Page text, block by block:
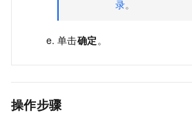
录。
单击确定。
操作步骤